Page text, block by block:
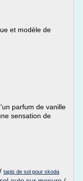
et modèle de
parfum de vanille
sensation de
/ tapis de sol pour skoda